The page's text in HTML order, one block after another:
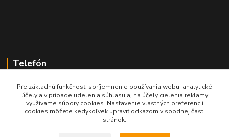
Telefón
+421 905 622 625
obchod@nozeplus.sk
Pre základnú funkčnosť, spríjemnenie používania webu, analytické
účely a v prípade udelenia súhlasu aj na účely cielenia reklamy
využívame súbory cookies. Nastavenie vlastných preferencií
cookies môžete kedykoľvek upraviť odkazom v spodnej časti
stránok.